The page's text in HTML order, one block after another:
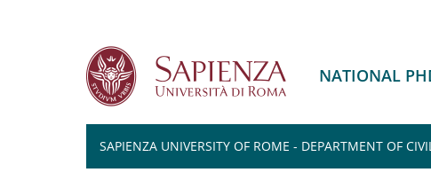
NATIONAL
SAPIENZA UNIVERSITY OF ROME - DEPARTMENT OF